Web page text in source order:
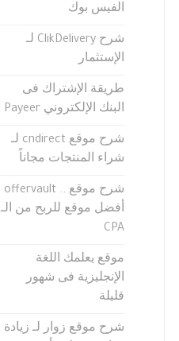
الفيس بوك
شرح ClikDelivery لـ
الإستثمار
طريقة الإشتراك فى
البنك الإلكتروني Payeer
شرح موقع cndirect لـ
شراء المنتجات مجاناً
شرح موقع .. offervault
أفضل موقع للربح من الـ
CPA
موقع يعلمك اللغة
الإنجليزية فى شهور
قليلة
شرح موقع زوار لـ زيادة